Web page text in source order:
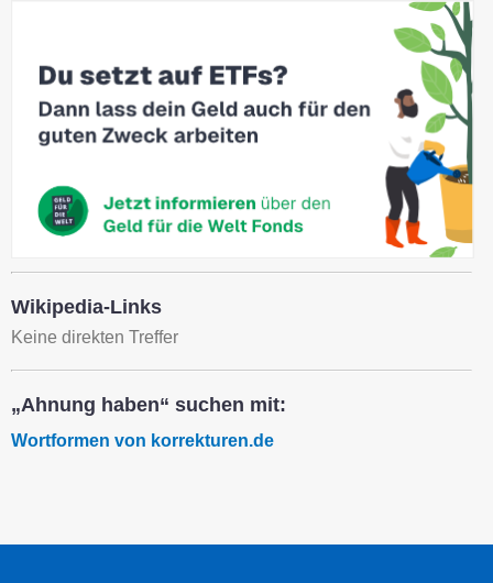
Wikipedia-Links
Keine direkten Treffer
„Ahnung haben“ suchen mit:
Wortformen von korrekturen.de